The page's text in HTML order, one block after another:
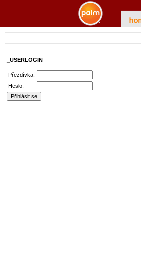
_USERLOGIN
Přezdívka:
Heslo: